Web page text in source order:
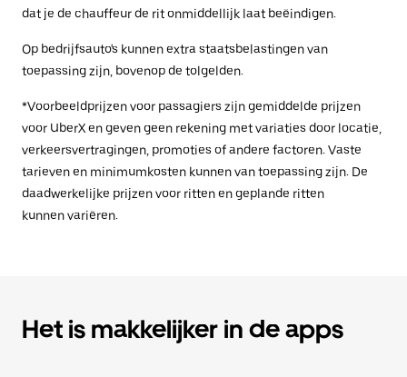
dat je de chauffeur de rit onmiddellijk laat beëindigen.
Op bedrijfsauto's kunnen extra staatsbelastingen van
toepassing zijn, bovenop de tolgelden.
*Voorbeeldprijzen voor passagiers zijn gemiddelde prijzen
voor UberX en geven geen rekening met variaties door locatie,
verkeersvertragingen, promoties of andere factoren. Vaste
tarieven en minimumkosten kunnen van toepassing zijn. De
daadwerkelijke prijzen voor ritten en geplande ritten
kunnen variëren.
Het is makkelijker in de apps